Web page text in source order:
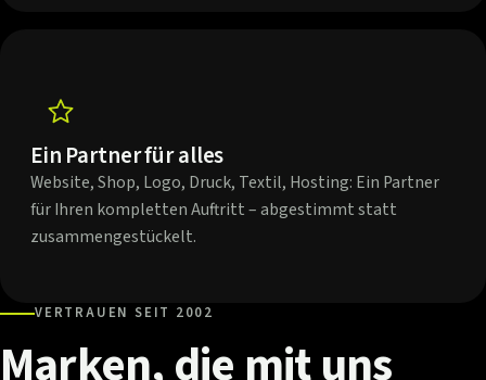
Ein Partner für alles
Website, Shop, Logo, Druck, Textil, Hosting: Ein Partner
für Ihren kompletten Auftritt – abgestimmt statt
zusammengestückelt.
VERTRAUEN SEIT 2002
Marken,die mituns